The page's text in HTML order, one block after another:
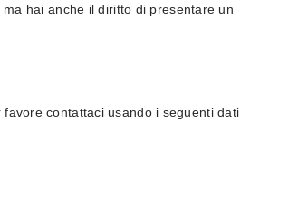
hai anche il diritto di presentare un
contattaci usando i seguenti dati